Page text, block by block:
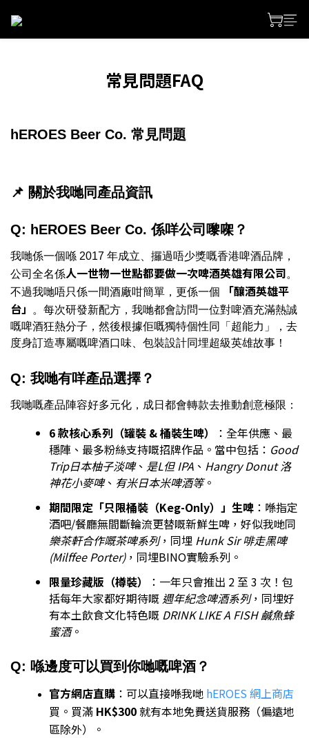
常見問題FAQ
hEROES Beer Co. 常見問題
📌 關於我哋同產品資訊
Q: hEROES Beer Co. 係咩公司嚟㗎？
我哋係一個喺 2017 年成立、攞過唔少獎嘅香港啤酒品牌，
公司全名係人一世物一世點都要做一次啤酒英雄有限公司。
不過我哋唔只係一間酒廠咁簡單，更係一個
「釀酒英雄平
台」
。每次研發新配方，我哋都會訪問一位對啤酒充滿熱誠
嘅啤酒狂熱分子，然後根據佢嘅獨特個性同「超能力」，去
度身訂造專屬嘅啤酒口味、包裝設計同埋超級英雄故事！
Q: 我哋有咩產品選擇？
我哋嘅產品陣容好多元化，成日都會轉款去推動創意極限：
6 款核心系列（罐裝 & 桶裝生啤）
：全年供應、最
穩陣、最多粉絲支持嘅招牌作品。當中包括： Good
Trip日本柚子淡啤、 是L但 IPA 、 Hangry Donut 洛
神花小麥啤、 有米日本米啤酒等。
期間限定「只限桶裝（Keg-Only）」生啤 ：喺指定
酒吧/餐廳無間斷輪流更替嘅新鮮生啤，好似我哋同
樂茶軒合作嘅茶啤系列，同埋 Hunk Sir 啡走黑啤
(Milffee Porter)，同埋BINO實驗系列。
限量珍藏版（樽裝）
：一年只會推出 2 至 3 次！包
括每年大家都好期待嘅 週年紀念啤酒系列，同埋好
有本土飲食文化特色嘅 DRINK LIKE A FISH 鹹魚蜂
蜜酒。
Q: 喺邊度可以買到你哋嘅啤酒？
官方網店直購 ：可以直接喺我哋 hEROES 網上商店
買。買滿 HK$300就有本地免費送貨服務（偏遠地
區除外）。